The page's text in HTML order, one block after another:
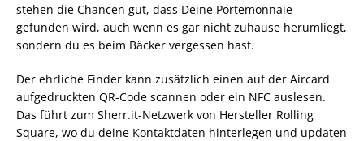
stehen die Chancen gut, dass Deine Portemonnaie
gefunden wird, auch wenn es gar nicht zuhause herumliegt,
sondern du es beim Bäcker vergessen hast.
Der ehrliche Finder kann zusätzlich einen auf der Aircard
aufgedruckten QR-Code scannen oder ein NFC auslesen.
Das führt zum Sherr.it-Netzwerk von Hersteller Rolling
Square, wo du deine Kontaktdaten hinterlegen und updaten